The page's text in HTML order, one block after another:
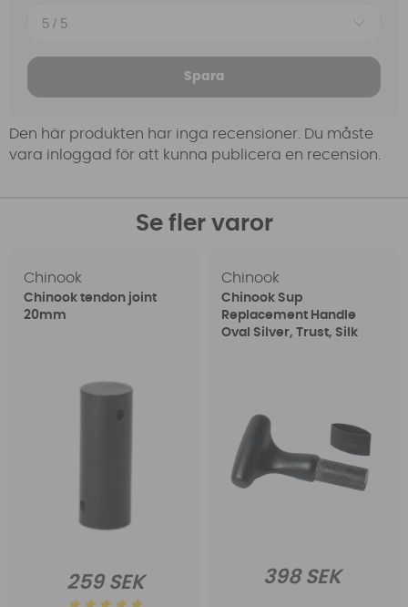
Spara
Den här produkten har inga recensioner. Du måste
vara inloggad för att kunna publicera en recension.
Se fler varor
Chinook
Chinook tendon joint
20mm
259 SEK
Chinook
Chinook Sup
Replacement Handle
Oval Silver, Trust, Silk
398 SEK